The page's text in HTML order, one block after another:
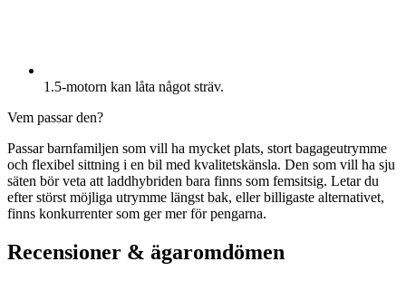
1.5-motorn kan låta något sträv.
Vem passar den?
Passar barnfamiljen som vill ha mycket plats, stort bagageutrymme
och flexibel sittning i en bil med kvalitetskänsla. Den som vill ha sju
säten bör veta att laddhybriden bara finns som femsitsig. Letar du
efter störst möjliga utrymme längst bak, eller billigaste alternativet,
finns konkurrenter som ger mer för pengarna.
Recensioner & ägaromdömen